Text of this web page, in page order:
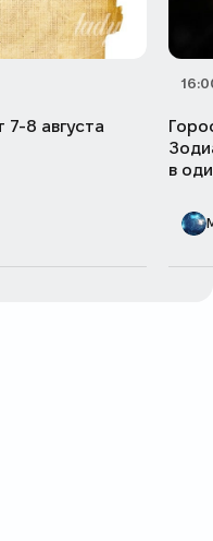
7-8 августа
Дата
в